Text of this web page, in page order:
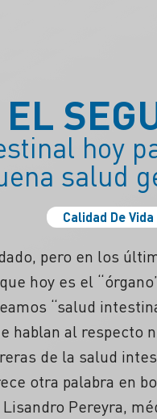
hoy
salud
Calidad De Vida
pero en los
hoy es el
“salud
hablan al respecto
de la salud
otra palabra en
Pereyra,